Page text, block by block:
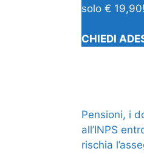
solo € 19,90!
CHIEDI
Pensioni, i
all’INPS
rischia